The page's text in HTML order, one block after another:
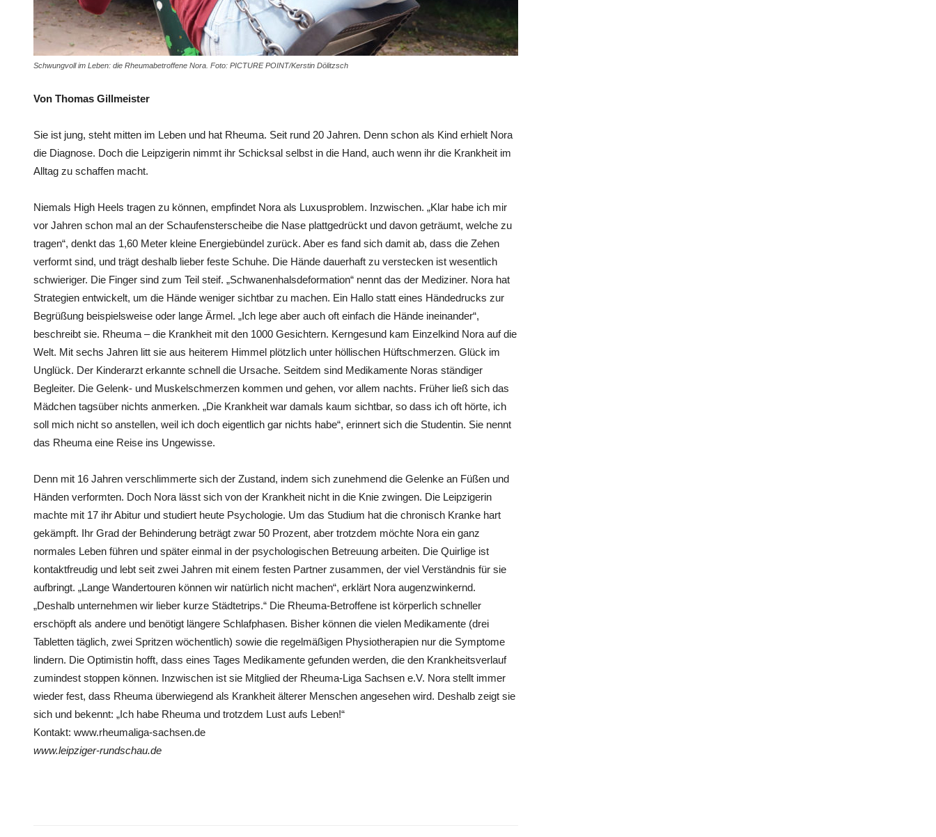
Schwungvoll im Leben: die Rheumabetroffene Nora. Foto: PICTURE POINT/Kerstin Dölitzsch
Von Thomas Gillmeister
Sie ist jung, steht mitten im Leben und hat Rheuma. Seit rund 20 Jahren. Denn schon als Kind erhielt Nora
die Diagnose. Doch die Leipzigerin nimmt ihr Schicksal selbst in die Hand, auch wenn ihr die Krankheit im
Alltag zu schaffen macht.
Niemals High Heels tragen zu können, empfindet Nora als Luxusproblem. Inzwischen. „Klar habe ich mir
vor Jahren schon mal an der Schaufensterscheibe die Nase plattgedrückt und davon geträumt, welche zu
tragen“, denkt das 1,60 Meter kleine Energiebündel zurück. Aber es fand sich damit ab, dass die Zehen
verformt sind, und trägt deshalb lieber feste Schuhe. Die Hände dauerhaft zu verstecken ist wesentlich
schwieriger. Die Finger sind zum Teil steif. „Schwanenhalsdeformation“ nennt das der Mediziner. Nora hat
Strategien entwickelt, um die Hände weniger sichtbar zu machen. Ein Hallo statt eines Händedrucks zur
Begrüßung beispielsweise oder lange Ärmel. „Ich lege aber auch oft einfach die Hände ineinander“,
beschreibt sie. Rheuma – die Krankheit mit den 1000 Gesichtern. Kerngesund kam Einzelkind Nora auf die
Welt. Mit sechs Jahren litt sie aus heiterem Himmel plötzlich unter höllischen Hüftschmerzen. Glück im
Unglück. Der Kinderarzt erkannte schnell die Ursache. Seitdem sind Medikamente Noras ständiger
Begleiter. Die Gelenk- und Muskelschmerzen kommen und gehen, vor allem nachts. Früher ließ sich das
Mädchen tagsüber nichts anmerken. „Die Krankheit war damals kaum sichtbar, so dass ich oft hörte, ich
soll mich nicht so anstellen, weil ich doch eigentlich gar nichts habe“, erinnert sich die Studentin. Sie nennt
das Rheuma eine Reise ins Ungewisse.
Denn mit 16 Jahren verschlimmerte sich der Zustand, indem sich zunehmend die Gelenke an Füßen und
Händen verformten. Doch Nora lässt sich von der Krankheit nicht in die Knie zwingen. Die Leipzigerin
machte mit 17 ihr Abitur und studiert heute Psychologie. Um das Studium hat die chronisch Kranke hart
gekämpft. Ihr Grad der Behinderung beträgt zwar 50 Prozent, aber trotzdem möchte Nora ein ganz
normales Leben führen und später einmal in der psychologischen Betreuung arbeiten. Die Quirlige ist
kontaktfreudig und lebt seit zwei Jahren mit einem festen Partner zusammen, der viel Verständnis für sie
aufbringt. „Lange Wandertouren können wir natürlich nicht machen“, erklärt Nora augenzwinkernd.
„Deshalb unternehmen wir lieber kurze Städtetrips.“ Die Rheuma-Betroffene ist körperlich schneller
erschöpft als andere und benötigt längere Schlafphasen. Bisher können die vielen Medikamente (drei
Tabletten täglich, zwei Spritzen wöchentlich) sowie die regelmäßigen Physiotherapien nur die Symptome
lindern. Die Optimistin hofft, dass eines Tages Medikamente gefunden werden, die den Krankheitsverlauf
zumindest stoppen können. Inzwischen ist sie Mitglied der Rheuma-Liga Sachsen e.V. Nora stellt immer
wieder fest, dass Rheuma überwiegend als Krankheit älterer Menschen angesehen wird. Deshalb zeigt sie
sich und bekennt: „Ich habe Rheuma und trotzdem Lust aufs Leben!“
Kontakt: www.rheumaliga-sachsen.de
www.leipziger-rundschau.de